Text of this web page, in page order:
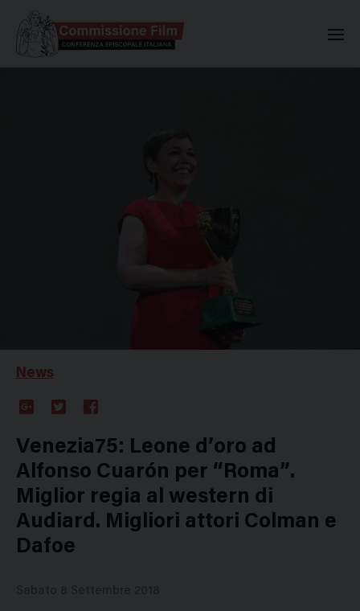
News
Plus
Venezia75: Leone d’oro ad
Alfonso Cuarón per “Roma”.
Miglior regia al western di
Audiard. Migliori attori Colman e
Dafoe